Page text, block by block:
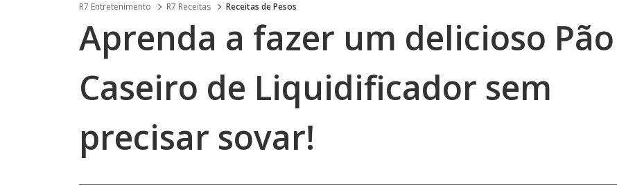
R7 Entretenimento R7 Receitas Receitas de Pesos
Aprenda a fazer um delicioso Pão
Caseiro de Liquidificador sem
precisar sovar!